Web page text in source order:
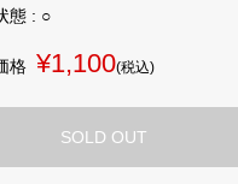
態 : ○
格 ¥1,100(税込)
SOLD OUT